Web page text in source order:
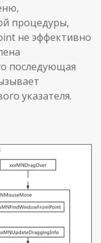
процедуры,
не эффективно
последующая
указателя.